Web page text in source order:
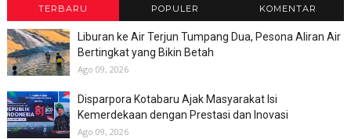
TERBARU POPULER KOMENTAR
Liburan ke Air Terjun Tumpang Dua, Pesona Aliran Air
Bertingkat yang Bikin Betah
Ago 09, 2026
Disparpora Kotabaru Ajak Masyarakat Isi
Kemerdekaan dengan Prestasi dan Inovasi
Ago 09, 2026